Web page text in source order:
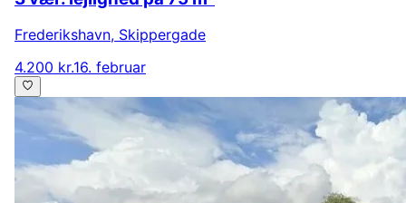
Frederikshavn, Skippergade
4.200 kr.16. februar